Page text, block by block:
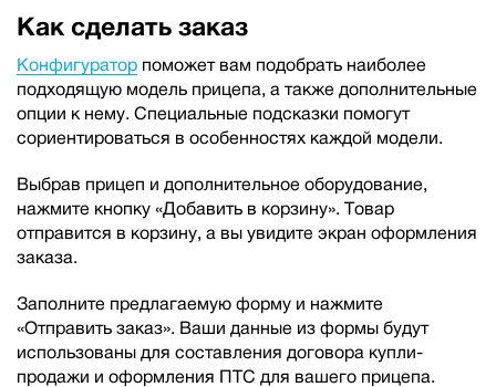
Как сделать заказ
Конфигуратор поможет вам подобрать наиболее
подходящую модель прицепа, а также дополнительные
опции к нему. Специальные подсказки помогут
сориентироваться в особенностях каждой модели.
Выбрав прицеп и дополнительное оборудование,
нажмите кнопку «Добавить в корзину». Товар
отправится в корзину, а вы увидите экран оформления
заказа.
Заполните предлагаемую форму и нажмите
«Отправить заказ». Ваши данные из формы будут
использованы для составления договора купли-
продажи и оформления ПТС для вашего прицепа.